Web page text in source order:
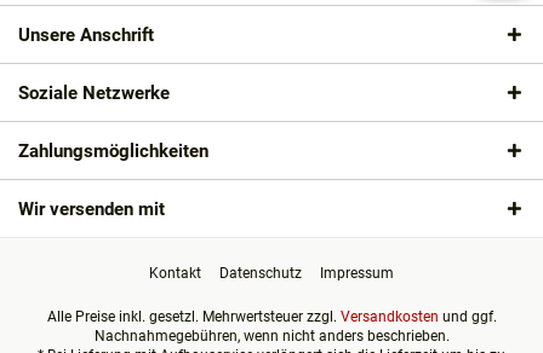
Unsere Anschrift
Soziale Netzwerke
Zahlungsmöglichkeiten
Wir versenden mit
Kontakt Datenschutz Impressum
Alle Preise inkl. gesetzl. Mehrwertsteuer zzgl. Versandkosten und ggf.
Nachnahmegebühren, wenn nicht anders beschrieben.